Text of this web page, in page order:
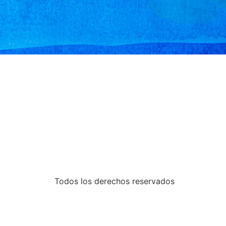
Todos los derechos reservados